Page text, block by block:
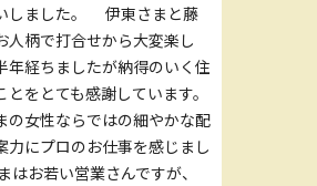
しました。 伊東さまと藤
人柄で打合せから大変楽し
年経ちましたが納得のいく住
をとても感謝しています。
女性ならではの細やかな配
力にプロのお仕事を感じまし
お若い営業さんですが、